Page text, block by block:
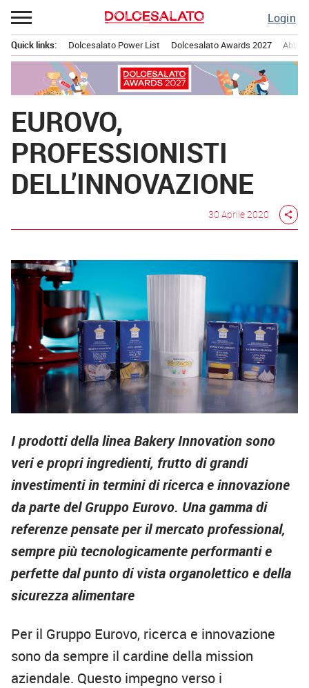
Passa
al
contenuto
Login
principale
Quick links: Dolcesalato Power List Dolcesalato Awards 2027
EUROVO,
PROFESSIONISTI
DELL’INNOVAZIONE
30 Aprile 2020 share
I prodotti della linea Bakery Innovation sono
veri e propri ingredienti, frutto di grandi
investimenti in termini di ricerca e innovazione
da parte del Gruppo Eurovo. Una gamma di
referenze pensate per il mercato professional,
sempre più tecnologicamente performanti e
perfette dal punto di vista organolettico e della
sicurezza alimentare
Per il Gruppo Eurovo, ricerca e innovazione
sono da sempre il cardine della mission
aziendale. Questo impegno verso i